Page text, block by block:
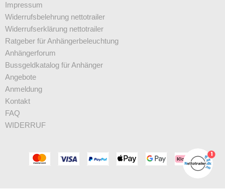
Impressum
Widerrufsbelehrung nettotrailer
Widerrufserklärung nettotrailer
Ratgeber für Anhängerbeleuchtung
Anhängerforum
Bussgeldkatalog für Anhänger
Angebote
Anmeldung
Kontakt
FAQ
WIDERRUF
1